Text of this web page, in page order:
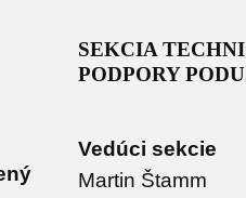
SEKCIA
PODPORY
Vedúci sekcie
Martin Štamm